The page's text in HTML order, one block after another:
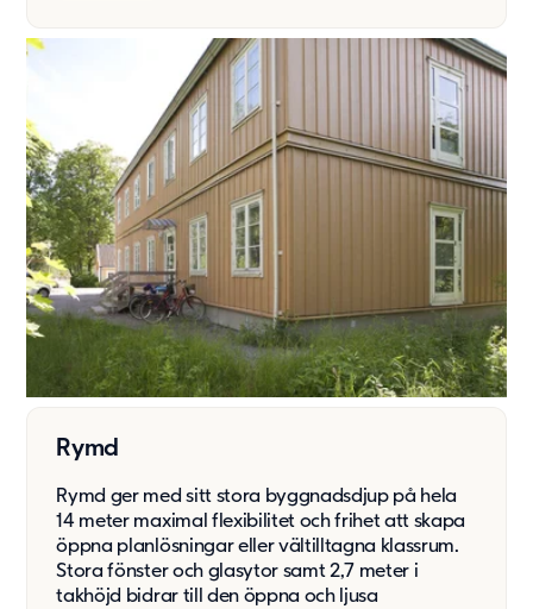
Rymd
Rymd ger med sitt stora byggnadsdjup på hela
14 meter maximal flexibilitet och frihet att skapa
öppna planlösningar eller vältilltagna klassrum.
Stora fönster och glasytor samt 2,7 meter i
takhöjd bidrar till den öppna och ljusa